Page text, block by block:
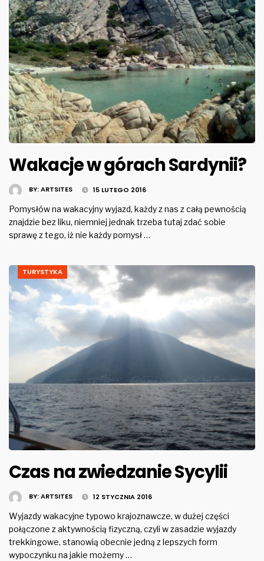
Wakacje w górach Sardynii?
BY:ARTSITES 15 LUTEGO 2016
Pomysłów na wakacyjny wyjazd, każdy z nas z całą pewnością
znajdzie bez liku, niemniej jednak trzeba tutaj zdać sobie
sprawę z tego, iż nie każdy pomysł …
TURYSTYKA
Czas na zwiedzanie Sycylii
BY:ARTSITES 12 STYCZNIA 2016
Wyjazdy wakacyjne typowo krajoznawcze, w dużej części
połączone z aktywnością fizyczną, czyli w zasadzie wyjazdy
trekkingowe, stanowią obecnie jedną z lepszych form
wypoczynku na jakie możemy …